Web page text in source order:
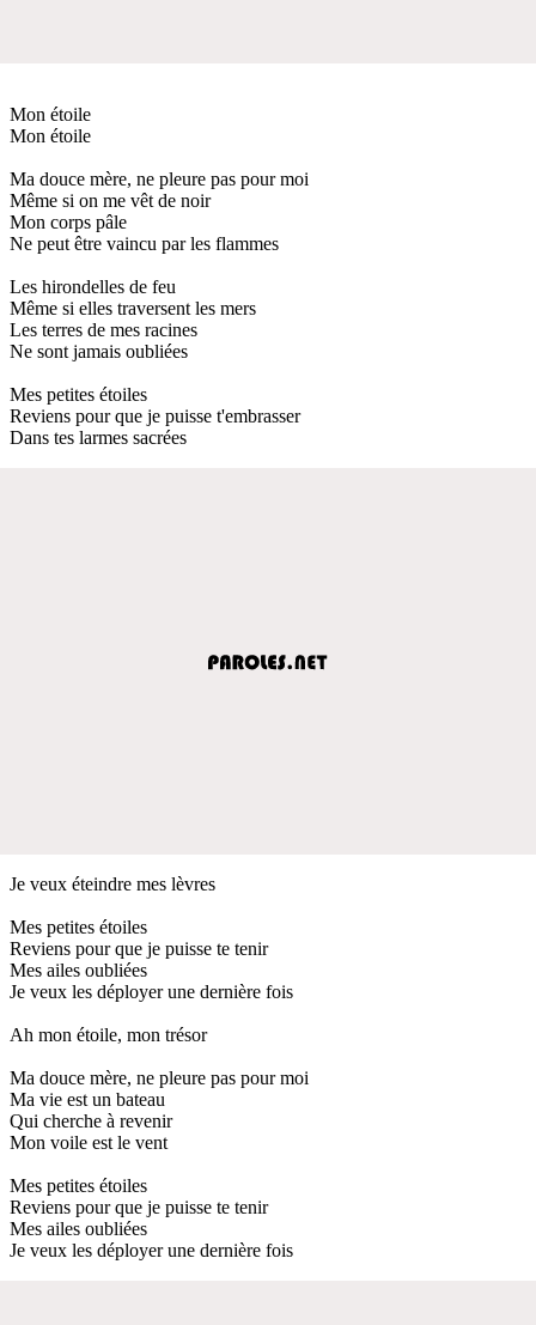
Mon étoile
Mon étoile
Ma douce mère, ne pleure pas pour moi
Même si on me vêt de noir
Mon corps pâle
Ne peut être vaincu par les flammes
Les hirondelles de feu
Même si elles traversent les mers
Les terres de mes racines
Ne sont jamais oubliées
Mes petites étoiles
Reviens pour que je puisse t'embrasser
Dans tes larmes sacrées
Je veux éteindre mes lèvres
Mes petites étoiles
Reviens pour que je puisse te tenir
Mes ailes oubliées
Je veux les déployer une dernière fois
Ah mon étoile, mon trésor
Ma douce mère, ne pleure pas pour moi
Ma vie est un bateau
Qui cherche à revenir
Mon voile est le vent
Mes petites étoiles
Reviens pour que je puisse te tenir
Mes ailes oubliées
Je veux les déployer une dernière fois